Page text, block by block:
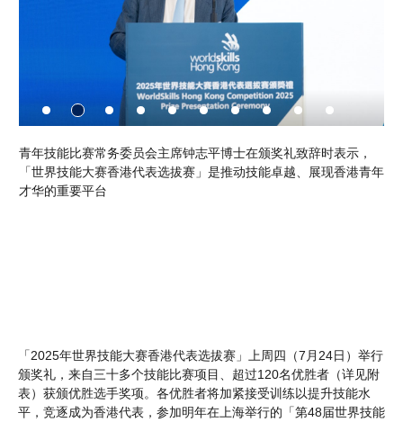
平博士在颁奖礼致辞时表示，
是推动技能卓越、展现香港青年
世界技能组织主席兼理事会主席
世界技能大赛（香港）（WorldSkills
「2025年世界技能大赛香港代表选拔赛」上周四（7月24日）举行
颁奖礼，来自三十多个技能比赛项目、超过120名优胜者（详见附
表）获颁优胜选手奖项。各优胜者将加紧接受训练以提升技能水
平，竞逐成为香港代表，参加明年在上海举行的「第48届世界技能